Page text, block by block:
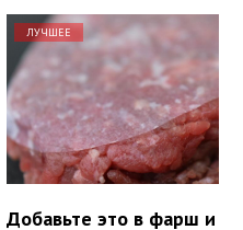
ЛУЧШЕЕ
Добавьте это в фарш и